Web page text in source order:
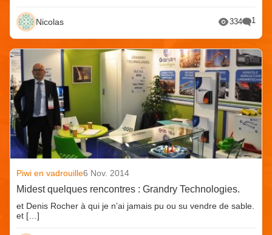
Nicolas 334 1
Piwi en vadrouille6 Nov. 2014
Midest quelques rencontres : Grandry Technologies.
et Denis Rocher à qui je n’ai jamais pu ou su vendre de sable.
et […]